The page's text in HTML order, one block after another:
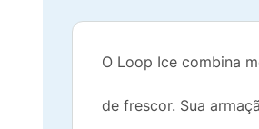
O Loop Ice combina
de frescor. Sua